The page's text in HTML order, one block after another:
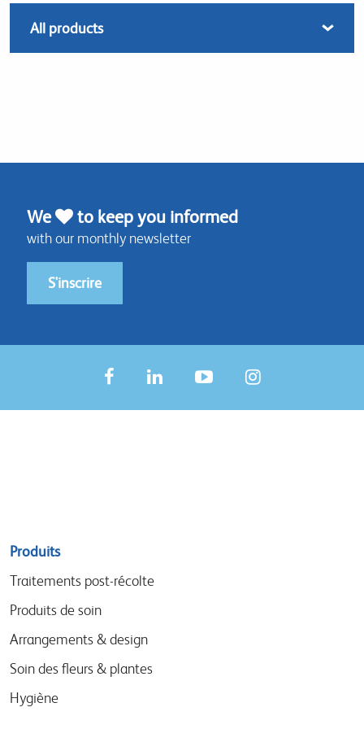
We to keep you informed
with our monthly newsletter
S'inscrire
Sitemap
menu
Produits
Traitements post-récolte
Produits de soin
Arrangements & design
Soin des fleurs & plantes
Hygiène